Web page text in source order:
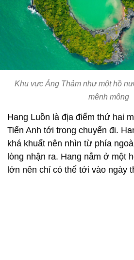
Khu vực Áng Thảm như một hồ
mênh mông
Hang Luồn là địa điểm thứ hai
Tiến Anh tới trong chuyến đi.
khá khuất nên nhìn từ phía
lòng nhận ra. Hang nằm ở một
lớn nên chỉ có thể tới vào ngày